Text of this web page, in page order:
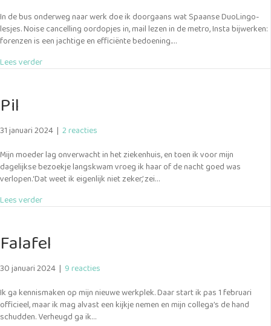
In de bus onderweg naar werk doe ik doorgaans wat Spaanse DuoLingo-
lesjes. Noise cancelling oordopjes in, mail lezen in de metro, Insta bijwerken:
forenzen is een jachtige en efficiënte bedoening.…
Lees verderabout Banaan
Pil
31 januari 2024 | 2 reacties
Mijn moeder lag onverwacht in het ziekenhuis, en toen ik voor mijn
dagelijkse bezoekje langskwam vroeg ik haar of de nacht goed was
verlopen.‘Dat weet ik eigenlijk niet zeker,’ zei…
Lees verderabout Pil
Falafel
30 januari 2024 | 9 reacties
Ik ga kennismaken op mijn nieuwe werkplek. Daar start ik pas 1 februari
officieel, maar ik mag alvast een kijkje nemen en mijn collega’s de hand
schudden. Verheugd ga ik…